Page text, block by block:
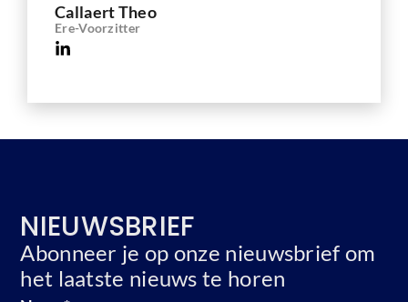
Callaert Theo
Ere-Voorzitter
NIEUWSBRIEF
Abonneer je op onze nieuwsbrief om
het laatste nieuws te horen